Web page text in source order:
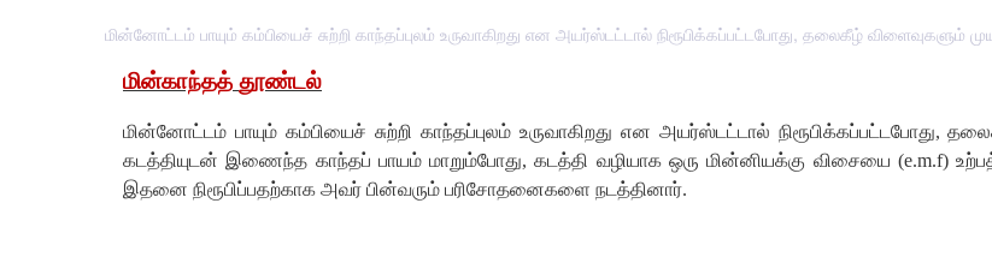
மின்னோட்டம் பாயும் கம்பியைச் சுற்றி காந்தப்புலம் உருவாகிறது என அயர்ஸ்டட்டால் நிரூபிக்கப்பட்டபோது, தலைகீழ் விளைவுகளும்
மின்காந்தத் தூண்டல்
மின்னோட்டம் பாயும் கம்பியைச் சுற்றி காந்தப்புலம் உருவாகிறது என அயர்ஸ்டட்டால் நிரூபிக்கப்பட்டபோது,
கடத்தியுடன் இணைந்த காந்தப் பாயம் மாறும்போது,கடத்தி வழியாக ஒரு மின்னியக்கு விசையை (e.m.f)
இதனை நிரூபிப்பதற்காக அவர் பின்வரும் பரிசோதனைகளை நடத்தினார்.